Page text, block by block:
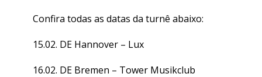
Confira todas as datas da turnê abaixo:
15.02. DE Hannover – Lux
16.02. DE Bremen – Tower Musikclub